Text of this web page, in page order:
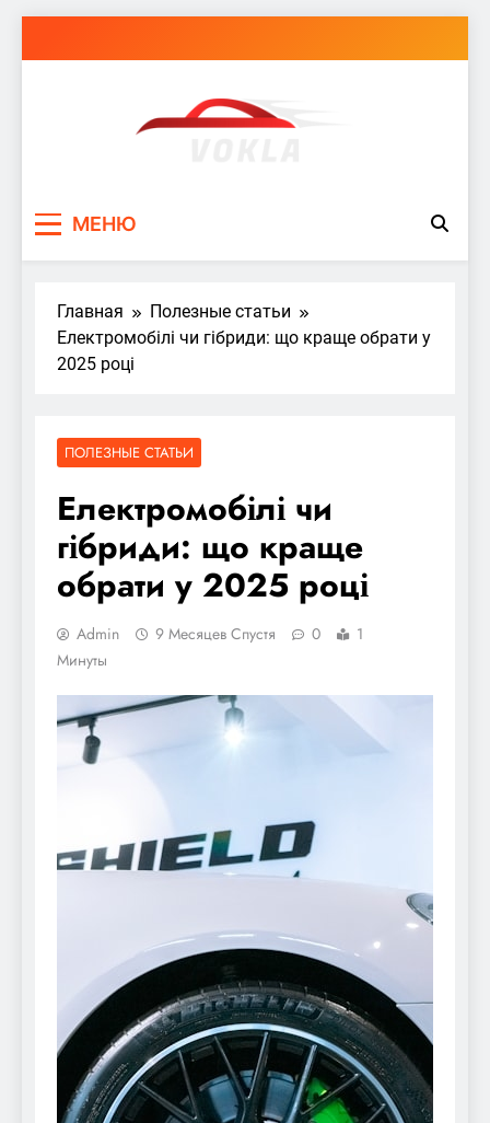
МЕНЮ
Главная
Полезные статьи
Електромобілі чи гібриди: що краще обрати у
2025 році
ПОЛЕЗНЫЕ СТАТЬИ
Електромобілі чи
гібриди: що краще
обрати у 2025 році
Admin 9 Месяцев Спустя 0
1
Минуты